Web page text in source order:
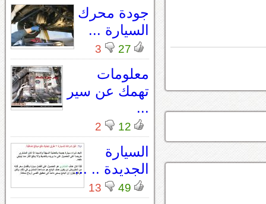
جودة محرك
السيارة ...
27
3
معلومات
تهمك عن سير
...
12
2
السيارة
الجديدة .. ...
49
13